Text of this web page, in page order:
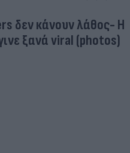
δεν κάνουν λάθος- Η
ξανά viral (photos)